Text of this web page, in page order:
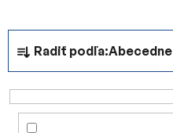
R
d
e
n
Radiť podľa:Abecedne